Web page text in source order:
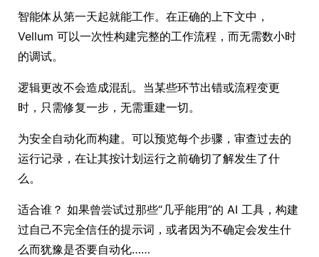
智能体从第一天起就能工作。在正确的上下文中，
Vellum 可以一次性构建完整的工作流程，而无需数小时
的调试。
逻辑更改不会造成混乱。当某些环节出错或流程变更
时，只需修复一步，无需重建一切。
为安全自动化而构建。可以预览每个步骤，审查过去的
运行记录，在让其按计划运行之前确切了解发生了什
么。
适合谁？ 如果曾尝试过那些“几乎能用”的 AI 工具，构建
过自己不完全信任的提示词，或者因为不确定会发生什
么而犹豫是否要自动化……